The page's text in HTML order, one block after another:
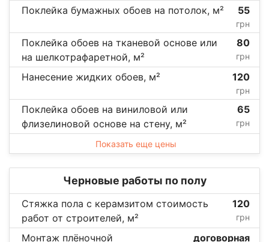
Поклейка бумажных обоев на потолок, м² 55
грн
Поклейка обоев на тканевой основе или
на шелкотрафаретной, м²
80
грн
Нанесение жидких обоев, м² 120
грн
Поклейка обоев на виниловой или
флизелиновой основе на стену, м²
65
грн
Показать еще цены
Черновые работы по полу
Стяжка пола с керамзитом стоимость
работ от строителей, м²
120
грн
Монтаж плёночной
договорная